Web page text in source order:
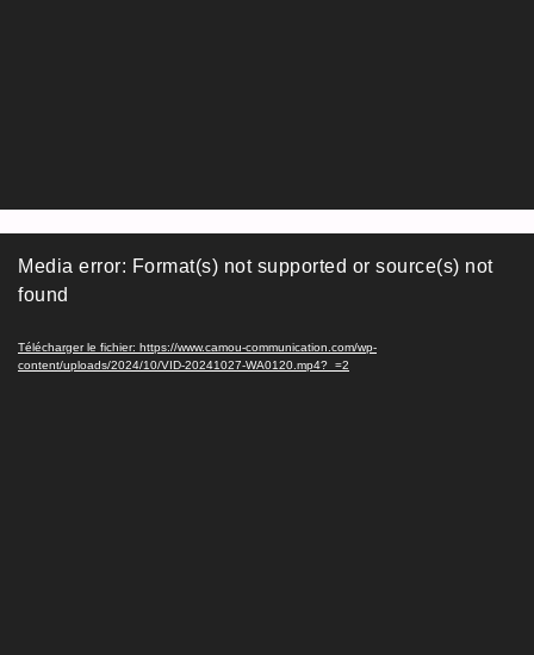
vidéoMedia error: Format(s) not supported or source(s) not
found
Télécharger le fichier: https://www.camou-communication.com/wp-
content/uploads/2024/10/VID-20241027-WA0120.mp4?_=2